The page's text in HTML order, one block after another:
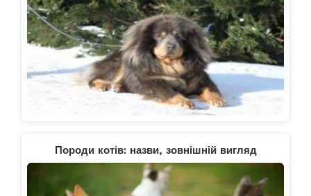
Породи котів: назви, зовнішній вигляд